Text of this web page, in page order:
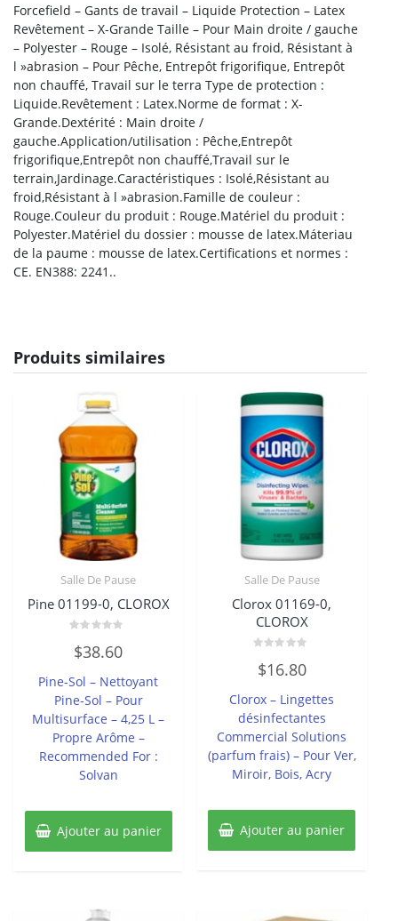
Forcefield – Gants de travail – Liquide Protection – Latex
Revêtement – X-Grande Taille – Pour Main droite / gauche
– Polyester – Rouge – Isolé, Résistant au froid, Résistant à
l »abrasion – Pour Pêche, Entrepôt frigorifique, Entrepôt
non chauffé, Travail sur le terra Type de protection :
Liquide.Revêtement : Latex.Norme de format : X-
Grande.Dextérité : Main droite /
gauche.Application/utilisation : Pêche,Entrepôt
frigorifique,Entrepôt non chauffé,Travail sur le
terrain,Jardinage.Caractéristiques : Isolé,Résistant au
froid,Résistant à l »abrasion.Famille de couleur :
Rouge.Couleur du produit : Rouge.Matériel du produit :
Polyester.Matériel du dossier : mousse de latex.Máteriau
de la paume : mousse de latex.Certifications et normes :
CE. EN388: 2241..
Produits similaires
Salle De Pause
Pine 01199-0, CLOROX
0
sur
$38.60
Pine-Sol – Nettoyant
Pine-Sol – Pour
Multisurface – 4,25 L –
Propre Arôme –
Recommended For :
Solvan
Ajouter au panier
Salle De Pause
Clorox 01169-0,
CLOROX
0
sur
$16.80
Clorox – Lingettes
désinfectantes
Commercial Solutions
(parfum frais) – Pour Ver,
Miroir, Bois, Acry
Ajouter au panier